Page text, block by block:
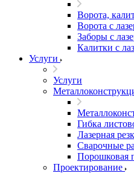
Ворота,
Ворота с
Заборы с
Калитки с
Услуги
Услуги
Гибка
Лазерная
Сварочные
Порошковая
Проектирование